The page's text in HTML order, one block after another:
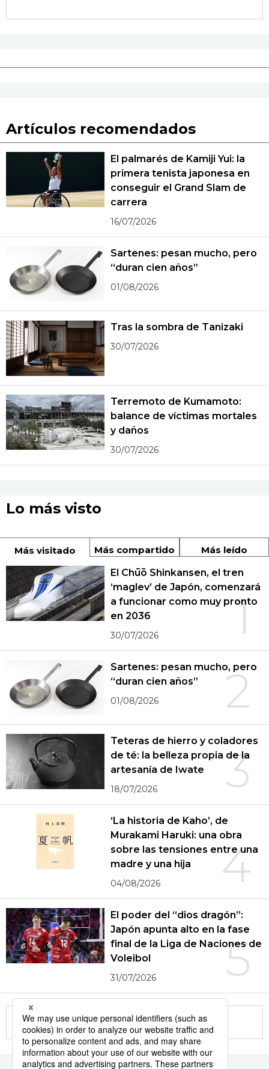
Artículos recomendados
El palmarés de Kamiji Yui: la
primera tenista japonesa en
conseguir el Grand Slam de
carrera
16/07/2026
Sartenes: pesan mucho, pero
“duran cien años”
01/08/2026
Tras la sombra de Tanizaki
30/07/2026
Terremoto de Kumamoto:
balance de víctimas mortales
y daños
30/07/2026
Lo más visto
Más visitado Más compartido Más leído
1
El Chūō Shinkansen, el tren
‘maglev’ de Japón, comenzará
a funcionar como muy pronto
en 2036
30/07/2026
2
Sartenes: pesan mucho, pero
“duran cien años”
01/08/2026
3
Teteras de hierro y coladores
de té: la belleza propia de la
artesanía de Iwate
18/07/2026
4
‘La historia de Kaho’, de
Murakami Haruki: una obra
sobre las tensiones entre una
madre y una hija
04/08/2026
5
El poder del “dios dragón”:
Japón apunta alto en la fase
final de la Liga de Naciones de
Voleibol
31/07/2026
More in this series